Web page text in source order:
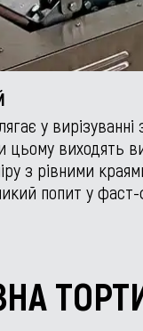
у вирізуванні
цьому виходять
з рівними
попит у фаст-